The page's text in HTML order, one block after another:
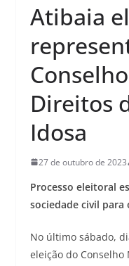
Atibaia
Direitos
Idosa
27 de outubro de 2023
Processo eleitoral
sociedade civil para
No último sábado,
eleição do